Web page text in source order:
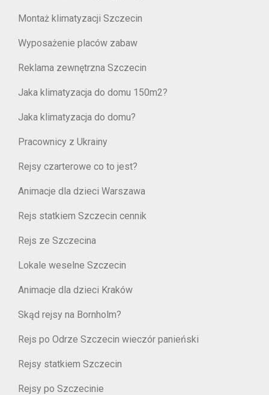
Montaż klimatyzacji Szczecin
Wyposażenie placów zabaw
Reklama zewnętrzna Szczecin
Jaka klimatyzacja do domu 150m2?
Jaka klimatyzacja do domu?
Pracownicy z Ukrainy
Rejsy czarterowe co to jest?
Animacje dla dzieci Warszawa
Rejs statkiem Szczecin cennik
Rejs ze Szczecina
Lokale weselne Szczecin
Animacje dla dzieci Kraków
Skąd rejsy na Bornholm?
Rejs po Odrze Szczecin wieczór panieński
Rejsy statkiem Szczecin
Rejsy po Szczecinie